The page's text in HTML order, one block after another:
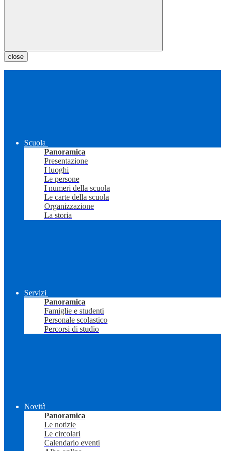
close
Scuola
Panoramica
Presentazione
I luoghi
Le persone
I numeri della scuola
Le carte della scuola
Organizzazione
La storia
Servizi
Panoramica
Famiglie e studenti
Personale scolastico
Percorsi di studio
Novità
Panoramica
Le notizie
Le circolari
Calendario eventi